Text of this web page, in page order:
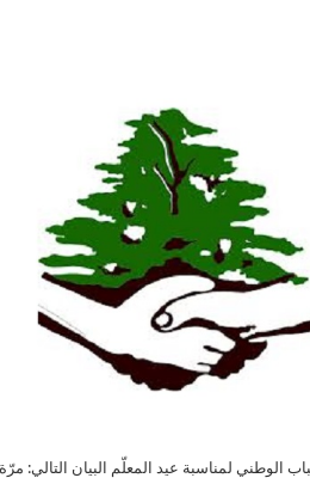
الوطني لمناسبة عيد المعلّم البيان التالي: